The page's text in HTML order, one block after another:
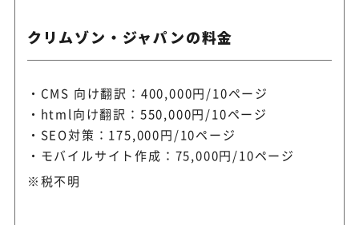
クリムゾン・ジャパンの料金
CMS 向け翻訳：400,000円/10ページ
html向け翻訳：550,000円/10ページ
SEO対策：175,000円/10ページ
モバイルサイト作成：75,000円/10ページ
※税不明